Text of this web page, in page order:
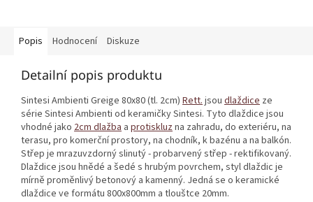
Popis Hodnocení Diskuze
Detailní popis produktu
Sintesi Ambienti Greige 80x80 (tl. 2cm) Rett.jsou dlaždice ze
série Sintesi Ambienti od keramičky Sintesi. Tyto dlaždice jsou
vhodné jako 2cm dlažba a protiskluzna zahradu, do exteriéru, na
terasu, pro komerční prostory, na chodník, k bazénu a na balkón.
Střep je mrazuvzdorný slinutý - probarvený střep - rektifikovaný.
Dlaždice jsou hnědé a šedé s hrubým povrchem, styl dlaždic je
mírně proměnlivý betonový a kamenný. Jedná se o keramické
dlaždice ve formátu 800x800mm a tlouštce 20mm.